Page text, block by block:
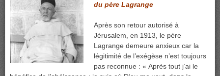
du père Lagrange
Après son retour autorisé à
Jérusalem, en 1913, le père
Lagrange demeure anxieux car la
légitimité de l’exégèse n’est toujours
pas reconnue : « Après tout j’ai le